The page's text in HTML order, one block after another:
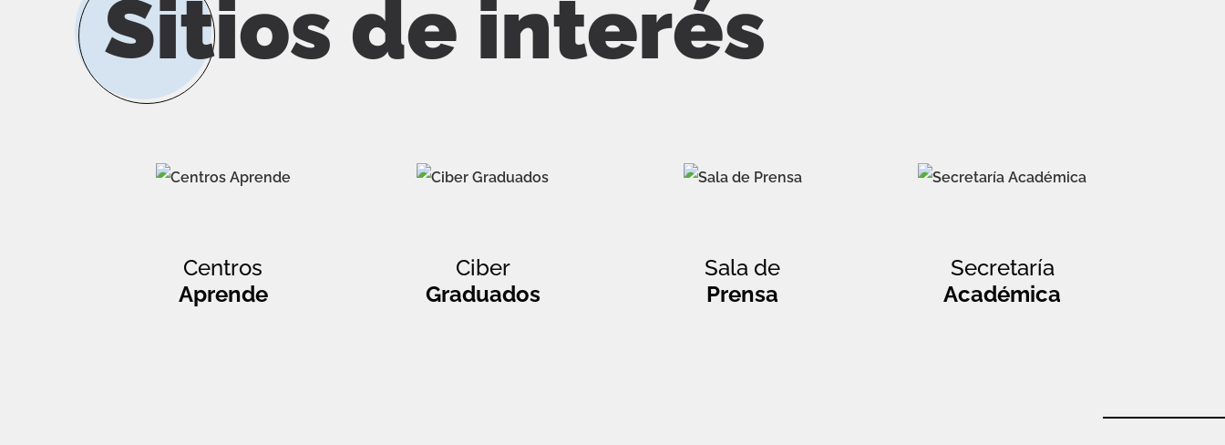
Sitios de interés
Centros
Aprende
Ciber
Graduados
Sala de
Prensa
Secretaría
Académica